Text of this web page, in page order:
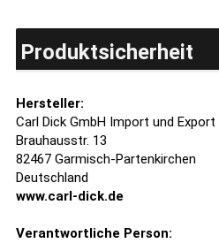
Produktsicherheit
Hersteller:
Carl Dick GmbH Import und Export
Brauhausstr. 13
82467 Garmisch-Partenkirchen
Deutschland
www.carl-dick.de
Verantwortliche Person: